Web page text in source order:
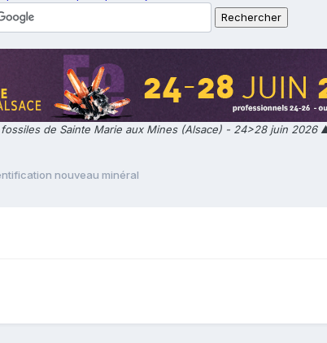
de Sainte Marie aux Mines (Alsace) - 24>28 juin 2026
nouveau minéral